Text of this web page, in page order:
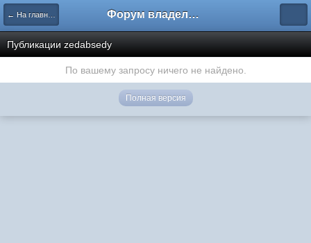
← На главную Форум владельцев интернет-магазинов
Публикации zedabsedy
По вашему запросу ничего не найдено.
Полная версия